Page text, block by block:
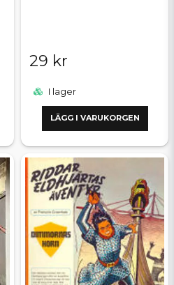
29 kr
I lager
LÄGG I VARUKORGEN